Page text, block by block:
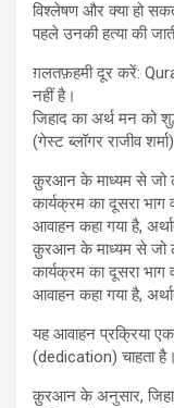
विश्लेषण और क्या हो
ग़लतफ़हमी दूर करें:
नहीं है।
जिहाद का अर्थ मन को
(गेस्ट ब्लॉगर राजीव
क़ुरआन के माध्यम से जो
कार्यक्रम का दूसरा
आवाहन कहा गया है,
क़ुरआन के माध्यम से जो
कार्यक्रम का दूसरा
आवाहन कहा गया है,
यह आवाहन प्रक्रिया
(dedication) चाहता
क़ुरआन के अनुसार,